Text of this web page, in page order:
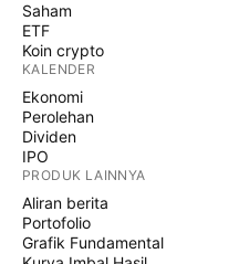
Saham
ETF
Koin crypto
KALENDER
Ekonomi
Perolehan
Dividen
IPO
PRODUK LAINNYA
Aliran berita
Portofolio
Grafik Fundamental